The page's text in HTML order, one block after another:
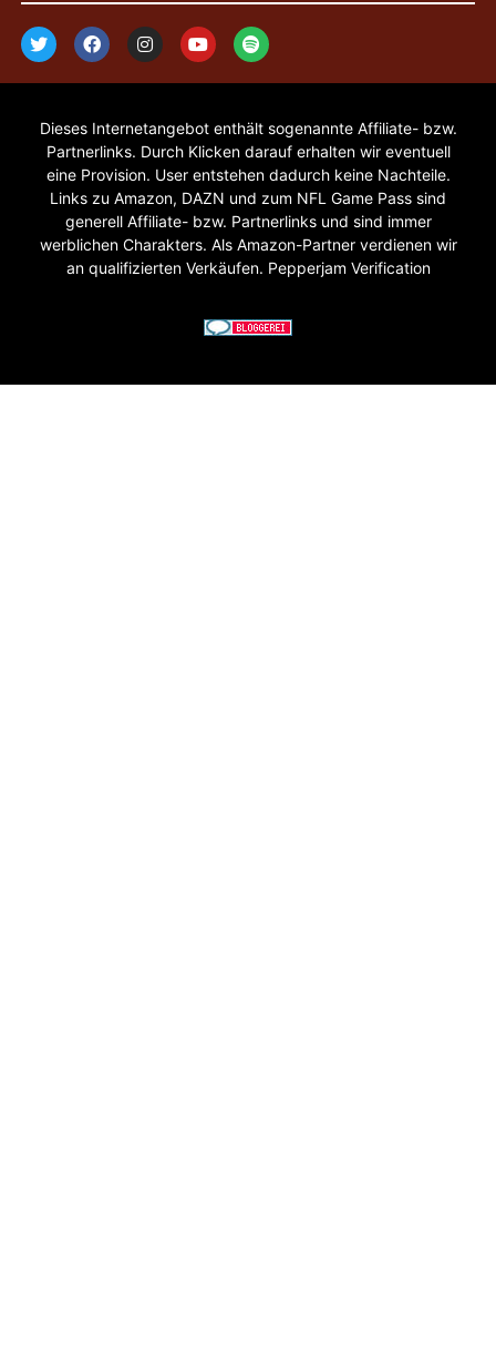
Dieses Internetangebot enthält sogenannte Affiliate- bzw.
Partnerlinks. Durch Klicken darauf erhalten wir eventuell
eine Provision. User entstehen dadurch keine Nachteile.
Links zu Amazon, DAZN und zum NFL Game Pass sind
generell Affiliate- bzw. Partnerlinks und sind immer
werblichen Charakters. Als Amazon-Partner verdienen wir
an qualifizierten Verkäufen. Pepperjam Verification